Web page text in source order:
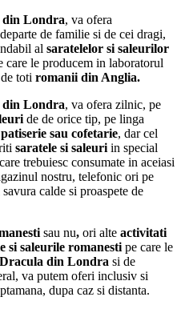
din Londra, va ofera
de familie si de cei dragi,
al saratelelor si saleurilor
care le producem in laboratorul
toti romanii din Anglia.
din Londra, va ofera zilnic, pe
de de orice tip, pe linga
sau cofetarie, dar cel
saratele si saleuri in special
care trebuiesc consumate in aceiasi
nostru, telefonic ori pe
calde si proaspete de
sau nu, ori alte activitati
si saleurile romanesti pe care le
din Londra si de
va putem oferi inclusiv si
dupa caz si distanta.